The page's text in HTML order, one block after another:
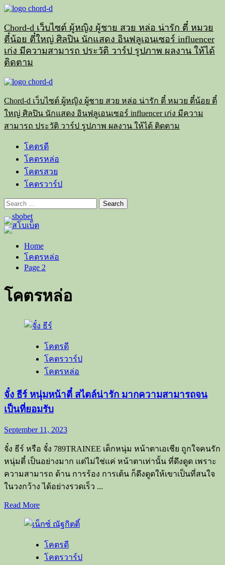
Skip
content
Chord-d เว็บไซต์ ผู้หญิง ผู้ชาย สวย หล่อ น่ารัก ตี๋ หมวย
ตี๋น้อย ตี๋ใหญ่ ศิลปิน นักแสดง อินฟลูเอนเซอร์ influencer
เก่ง มีความสามารถ ประวัติ วาร์ป รูปภาพ ผลงาน ให้ได้
ติดตาม
Primary
Chord-d เว็บไซต์ ผู้หญิง ผู้ชาย สวย หล่อ น่ารัก ตี๋ หมวย ตี๋น้อย ตี๋
ใหญ่ ศิลปิน นักแสดง อินฟลูเอนเซอร์ influencer เก่ง มีความ
สามารถ ประวัติ วาร์ป รูปภาพ ผลงาน ให้ได้ ติดตาม
โคตรดี
โคตรหล่อ
โคตรสวย
โคตรวาร์ป
Search
for:
Home
โคตรหล่อ
Page 2
โคตรหล่อ
โคตรดี
โคตรวาร์ป
โคตรหล่อ
จั๋ง ธีร์ หนุ่มหน้าตี๋ สไตล์น่ารัก มากความสามารถจน
เป็นที่ยอมรับ
September 11, 2023
จั๋ง ธีร์ หรือ จั๋ง 789TRAINEE เด็กหนุ่ม หน้าตาเอเชีย ถูกใจคนรัก
หนุ่มตี๋ เป็นอย่างมาก แต่ไม่ใช่แค่ หน้าตาเท่านั้น ที่ดึงดูด เพราะ
ความสามารถ ด้าน การร้อง การเต้น ก็ดึงดูดให้เขาเป็นที่สนใจ
ในวงกว้าง ได้อย่างรวดเร็ว ...
Read MoreRead
about
ธีร์
หนุ่ม
โคตรดี
โคตรวาร์ป